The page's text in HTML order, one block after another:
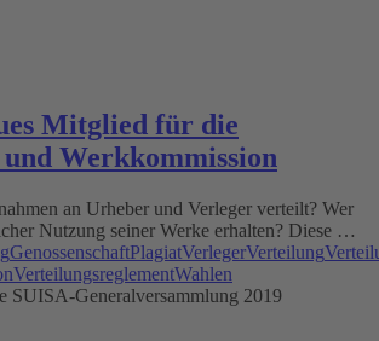
Mitglied für die
Werkkommission
an Urheber und Verleger verteilt? Wer
Nutzung seiner Werke erhalten? Diese …
GenossenschaftPlagiatVerlegerVerteilung
VerteilungsreglementWahlen